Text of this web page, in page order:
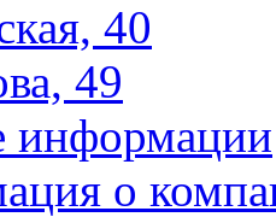
40
49
информации
о